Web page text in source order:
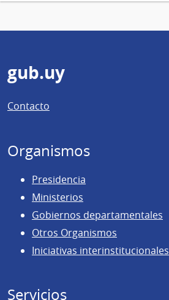
Pie
de
página
gub.uy
Contacto
Organismos
Presidencia
Ministerios
Gobiernos departamentales
Otros Organismos
Iniciativas interinstitucionales
Servicios